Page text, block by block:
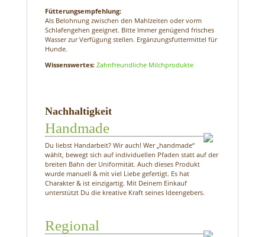
Fütterungsempfehlung:
Als Belohnung zwischen den Mahlzeiten oder vorm
Schlafengehen geeignet. Bitte Immer genügend frisches
Wasser zur Verfügung stellen. Ergänzungsfuttermittel für
Hunde.
Wissenswertes: Zahnfreundliche Milchprodukte
Nachhaltigkeit
Handmade
Du liebst Handarbeit? Wir auch! Wer „handmade“
wählt, bewegt sich auf individuellen Pfaden statt auf der
breiten Bahn der Uniformität. Auch dieses Produkt
wurde manuell & mit viel Liebe gefertigt. Es hat
Charakter & ist einzigartig. Mit Deinem Einkauf
unterstützt Du die kreative Kraft seines Ideengebers.
Regional